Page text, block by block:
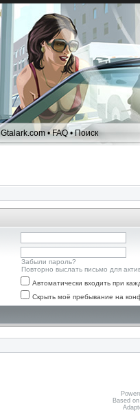
Gtalark.com •FAQ•Поиск
Забыли пароль?
Повторно выслать письмо для
Автоматически входить при
Скрыть моё пребывание на
Based